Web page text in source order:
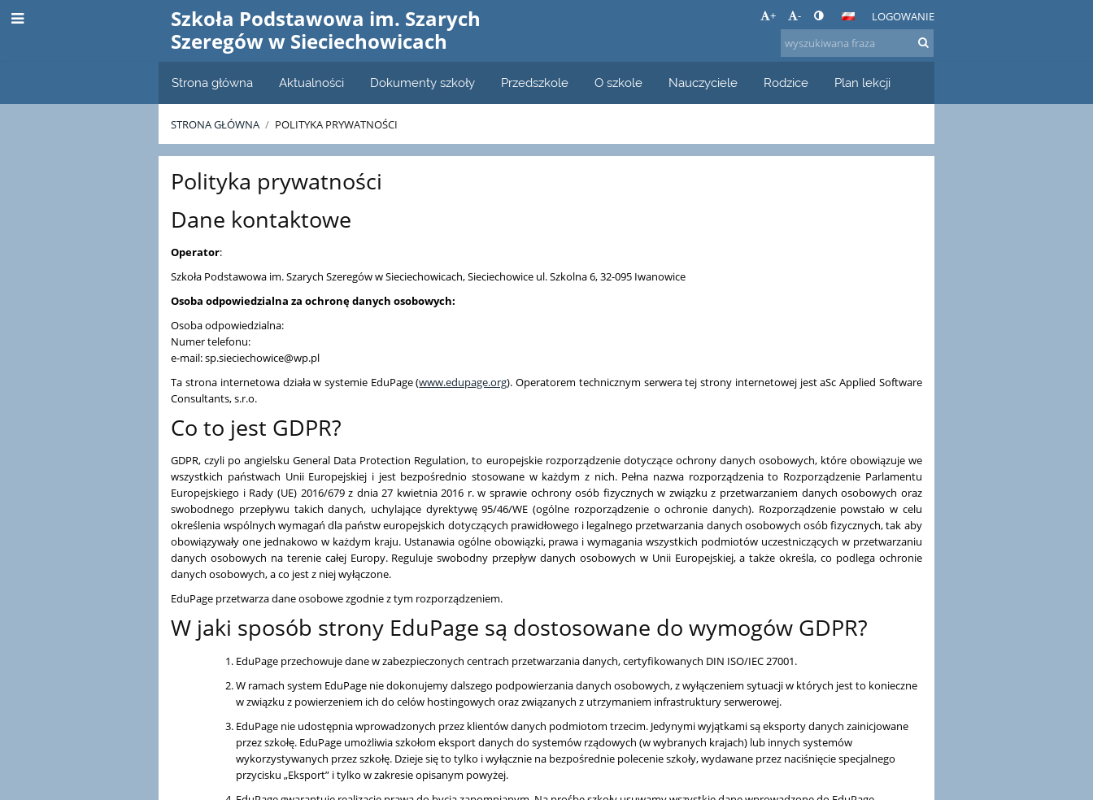
Szkoła Podstawowa im. Szarych
Szeregów w Sieciechowicach
+ - LOGOWANIE
Strona główna Aktualności Dokumenty szkoły Przedszkole O szkole Nauczyciele Rodzice Plan lekcji
STRONA GŁÓWNA / POLITYKA PRYWATNOŚCI
Polityka
prywatności
Polityka prywatności
Dane kontaktowe
Operator:
Szkoła Podstawowa im. Szarych Szeregów w Sieciechowicach, Sieciechowice ul. Szkolna 6, 32-095 Iwanowice
Osoba odpowiedzialna za ochronę danych osobowych:
Osoba odpowiedzialna:
Numer telefonu:
e-mail: sp.sieciechowice@wp.pl
Ta strona internetowa działa w systemie EduPage (www.edupage.org). Operatorem technicznym serwera tej strony internetowej jest aSc Applied Software
Consultants, s.r.o.
Co to jest GDPR?
GDPR, czyli po angielsku General Data Protection Regulation, to europejskie rozporządzenie dotyczące ochrony danych osobowych, które obowiązuje we
wszystkich państwach Unii Europejskiej i jest bezpośrednio stosowane w każdym z nich. Pełna nazwa rozporządzenia to Rozporządzenie Parlamentu
Europejskiego i Rady (UE) 2016/679 z dnia 27 kwietnia 2016 r. w sprawie ochrony osób fizycznych w związku z przetwarzaniem danych osobowych oraz
swobodnego przepływu takich danych, uchylające dyrektywę 95/46/WE (ogólne rozporządzenie o ochronie danych). Rozporządzenie powstało w celu
określenia wspólnych wymagań dla państw europejskich dotyczących prawidłowego i legalnego przetwarzania danych osobowych osób fizycznych, tak aby
obowiązywały one jednakowo w każdym kraju. Ustanawia ogólne obowiązki, prawa i wymagania wszystkich podmiotów uczestniczących w przetwarzaniu
danych osobowych na terenie całej Europy. Reguluje swobodny przepływ danych osobowych w Unii Europejskiej, a także określa, co podlega ochronie
danych osobowych, a co jest z niej wyłączone.
EduPage przetwarza dane osobowe zgodnie z tym rozporządzeniem.
W jaki sposób strony EduPage są dostosowane do wymogów GDPR?
EduPage przechowuje dane w zabezpieczonych centrach przetwarzania danych, certyfikowanych DIN ISO/IEC 27001.
W ramach system EduPage nie dokonujemy dalszego podpowierzania danych osobowych, z wyłączeniem sytuacji w których jest to konieczne
w związku z powierzeniem ich do celów hostingowych oraz związanych z utrzymaniem infrastruktury serwerowej.
EduPage nie udostępnia wprowadzonych przez klientów danych podmiotom trzecim. Jedynymi wyjątkami są eksporty danych zainicjowane
przez szkołę. EduPage umożliwia szkołom eksport danych do systemów rządowych (w wybranych krajach) lub innych systemów
wykorzystywanych przez szkołę. Dzieje się to tylko i wyłącznie na bezpośrednie polecenie szkoły, wydawane przez naciśnięcie specjalnego
przycisku „Eksport” i tylko w zakresie opisanym powyżej.